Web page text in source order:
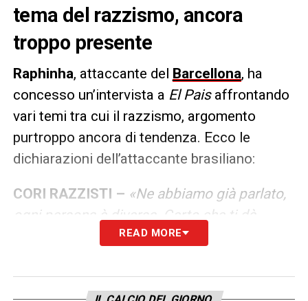
tema del razzismo, ancora
troppo presente
Raphinha, attaccante del Barcellona, ha
concesso un’intervista a El Paisaffrontando
vari temi tra cui il razzismo, argomento
purtroppo ancora di tendenza. Ecco le
dichiarazioni dell’attaccante brasiliano:
CORI RAZZISTI – «Ne abbiamo già parlato,
ogni persona è diversa. Certo che ti dà
fastidio, stiamo facendo il nostro lavoro.
possono provare a fare di tutto affinché le
READ MORE